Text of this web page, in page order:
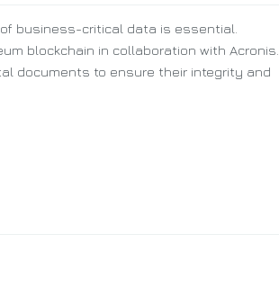
business-critical data is essential.
blockchain in collaboration with Acronis.
documents to ensure their integrity and